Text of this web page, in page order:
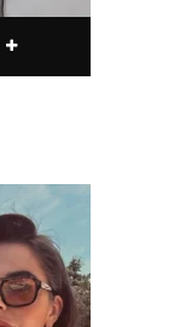
Ce produit a plusieurs variations. Les options peuvent être choisies sur la page du produit